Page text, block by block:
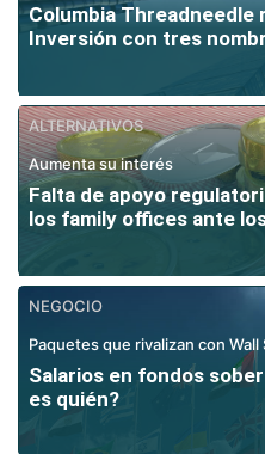
Columbia Threadneedle
Inversión con tres
ALTERNATIVOS
Aumenta su interés
Falta de apoyo
los family offices ante
NEGOCIO
Paquetes que rivalizan con
Salarios en fondos
es quién?